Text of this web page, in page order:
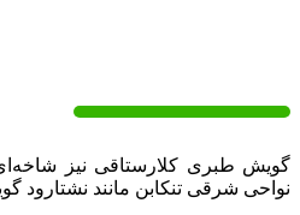
گویش طبری کلارستاقی نیز
نواحی شرقی تنکابن مانند نشتارود